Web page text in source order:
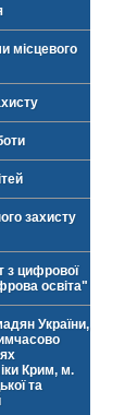
місцевого
захисту
з цифрової
освіта"
України,
Крим, м.
та